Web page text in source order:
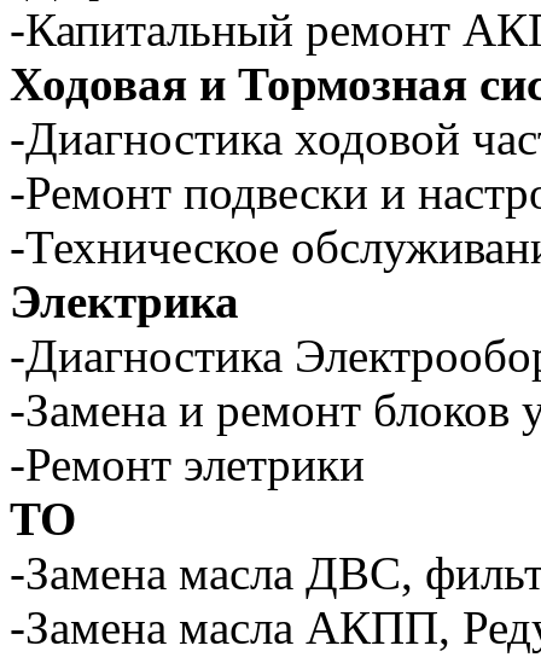
-Капитальный ремонт
Ходовая и Тормозная
-Диагностика ходовой
-Ремонт подвески и
-Техническое
Электрика
-Диагностика
-Замена и ремонт блоков
-Ремонт элетрики
ТО
-Замена масла ДВС,
-Замена масла АКПП,